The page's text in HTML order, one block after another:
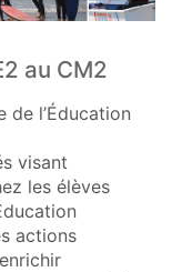
au CM2
de l’Éducation
visant
les élèves
actions